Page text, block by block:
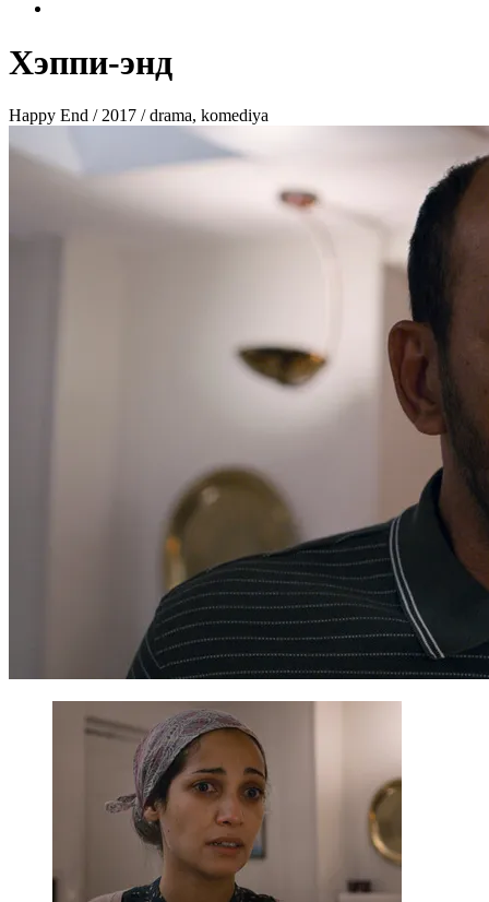
Хэппи-энд
Happy End / 2017 / drama, komediya